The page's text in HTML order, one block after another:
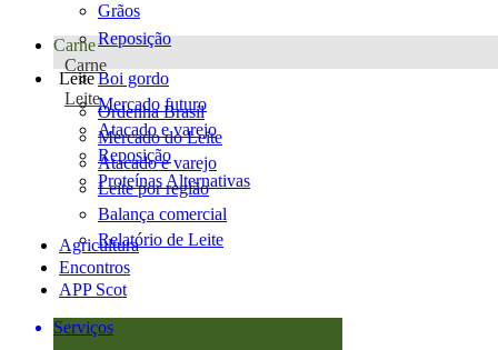
Grãos
Reposição
Carne
Carne
Boi gordo
Mercado futuro
Atacado e varejo
Reposição
Proteínas Alternativas
Leite
Leite
Ordenha Brasil
Mercado do Leite
Atacado e varejo
Leite por região
Balança comercial
Relatório de Leite
Agricultura
Encontros
APP Scot
Serviços